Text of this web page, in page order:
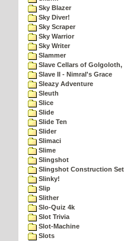
Sky Blazer
Sky Diver!
Sky Scraper
Sky Warrior
Sky Writer
Slammer
Slave Cellars of Golgoloth,
Slave II - Nimral's Grace
Sleazy Adventure
Sleuth
Slice
Slide
Slide Ten
Slider
Slimaci
Slime
Slingshot
Slingshot Construction Set
Slinky!
Slip
Slither
Slo-Quiz 4k
Slot Trivia
Slot-Machine
Slots